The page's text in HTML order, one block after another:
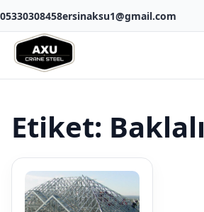
05330308458ersinaksu1@gmail.com
Etiket: Baklalı